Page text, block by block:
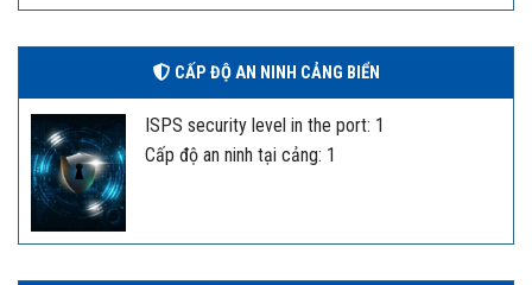
CẤP ĐỘ AN NINH CẢNG BIỂN
ISPS security level in the port: 1
Cấp độ an ninh tại cảng: 1